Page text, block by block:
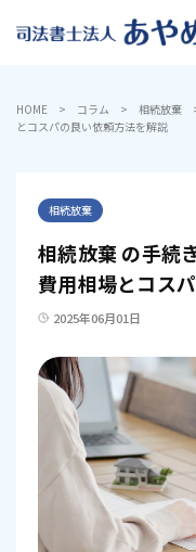
HOME コラム 相続放棄
とコスパの良い依頼方法を解説
相続放棄
相続放棄 の手続
費用相場とコス
2025年06月01日